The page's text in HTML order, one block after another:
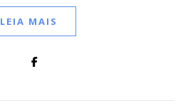
LEIA MAIS